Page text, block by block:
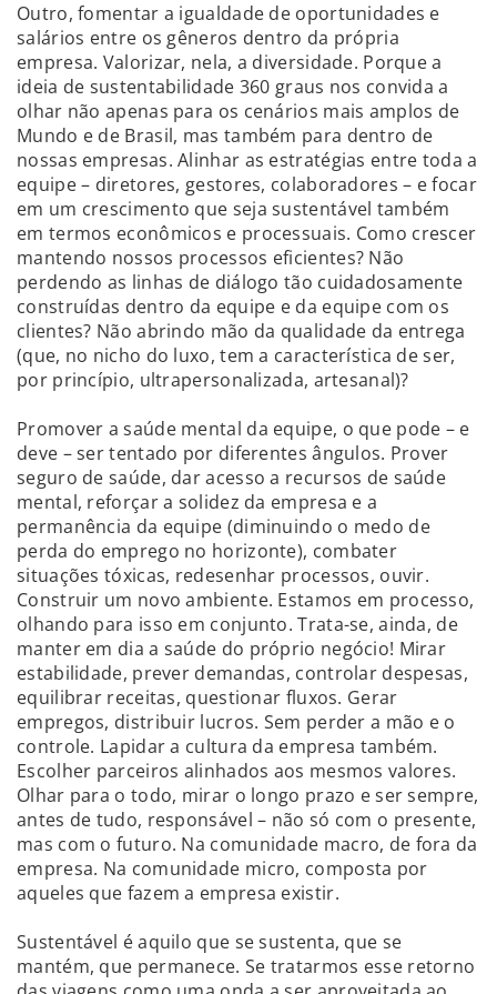
Outro, fomentar a igualdade de oportunidades e
salários entre os gêneros dentro da própria
empresa. Valorizar, nela, a diversidade. Porque a
ideia de sustentabilidade 360 graus nos convida a
olhar não apenas para os cenários mais amplos de
Mundo e de Brasil, mas também para dentro de
nossas empresas. Alinhar as estratégias entre toda a
equipe – diretores, gestores, colaboradores – e focar
em um crescimento que seja sustentável também
em termos econômicos e processuais. Como crescer
mantendo nossos processos eficientes? Não
perdendo as linhas de diálogo tão cuidadosamente
construídas dentro da equipe e da equipe com os
clientes? Não abrindo mão da qualidade da entrega
(que, no nicho do luxo, tem a característica de ser,
por princípio, ultrapersonalizada, artesanal)?
Promover a saúde mental da equipe, o que pode – e
deve – ser tentado por diferentes ângulos. Prover
seguro de saúde, dar acesso a recursos de saúde
mental, reforçar a solidez da empresa e a
permanência da equipe (diminuindo o medo de
perda do emprego no horizonte), combater
situações tóxicas, redesenhar processos, ouvir.
Construir um novo ambiente. Estamos em processo,
olhando para isso em conjunto. Trata-se, ainda, de
manter em dia a saúde do próprio negócio! Mirar
estabilidade, prever demandas, controlar despesas,
equilibrar receitas, questionar fluxos. Gerar
empregos, distribuir lucros. Sem perder a mão e o
controle. Lapidar a cultura da empresa também.
Escolher parceiros alinhados aos mesmos valores.
Olhar para o todo, mirar o longo prazo e ser sempre,
antes de tudo, responsável – não só com o presente,
mas com o futuro. Na comunidade macro, de fora da
empresa. Na comunidade micro, composta por
aqueles que fazem a empresa existir.
Sustentável é aquilo que se sustenta, que se
mantém, que permanece. Se tratarmos esse retorno